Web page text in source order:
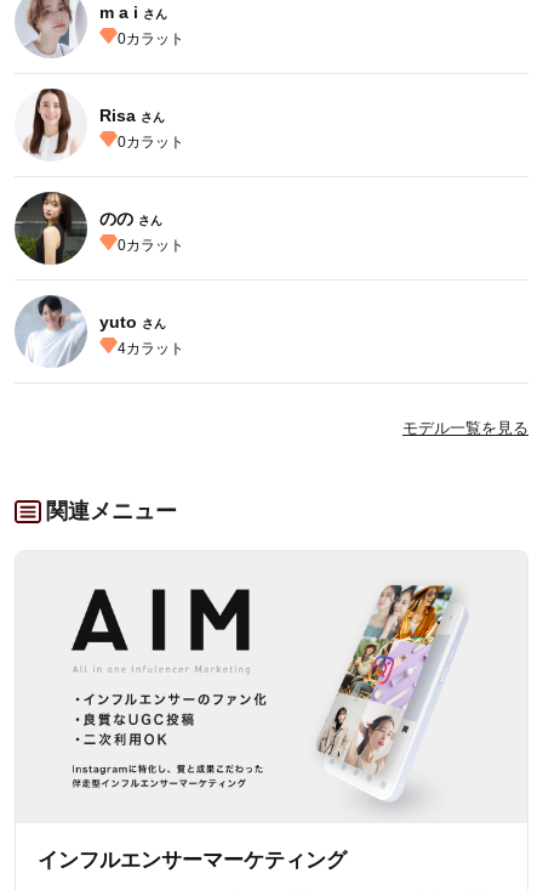
m a i さん
0カラット
Risa さん
0カラット
のの さん
0カラット
yuto さん
4カラット
モデル一覧を見る
関連メニュー
インフルエンサーマーケティング